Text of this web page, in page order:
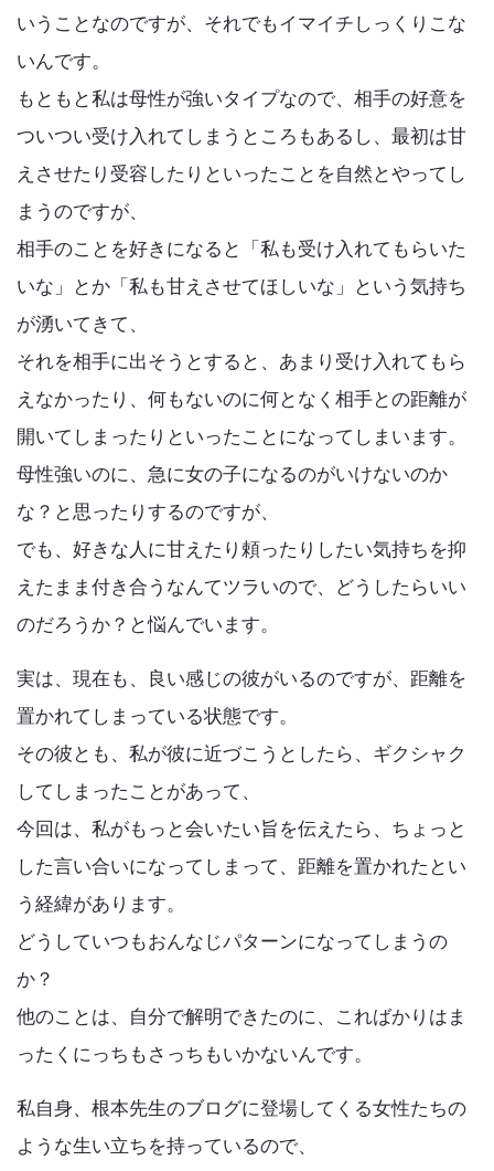
いうことなのですが、それでもイマイチしっくりこな
いんです。
もともと私は母性が強いタイプなので、相手の好意を
ついつい受け入れてしまうところもあるし、最初は甘
えさせたり受容したりといったことを自然とやってし
まうのですが、
相手のことを好きになると「私も受け入れてもらいた
いな」とか「私も甘えさせてほしいな」という気持ち
が湧いてきて、
それを相手に出そうとすると、あまり受け入れてもら
えなかったり、何もないのに何となく相手との距離が
開いてしまったりといったことになってしまいます。
母性強いのに、急に女の子になるのがいけないのか
な？と思ったりするのですが、
でも、好きな人に甘えたり頼ったりしたい気持ちを抑
えたまま付き合うなんてツラいので、どうしたらいい
のだろうか？と悩んでいます。
実は、現在も、良い感じの彼がいるのですが、距離を
置かれてしまっている状態です。
その彼とも、私が彼に近づこうとしたら、ギクシャク
してしまったことがあって、
今回は、私がもっと会いたい旨を伝えたら、ちょっと
した言い合いになってしまって、距離を置かれたとい
う経緯があります。
どうしていつもおんなじパターンになってしまうの
か？
他のことは、自分で解明できたのに、こればかりはま
ったくにっちもさっちもいかないんです。
私自身、根本先生のブログに登場してくる女性たちの
ような生い立ちを持っているので、